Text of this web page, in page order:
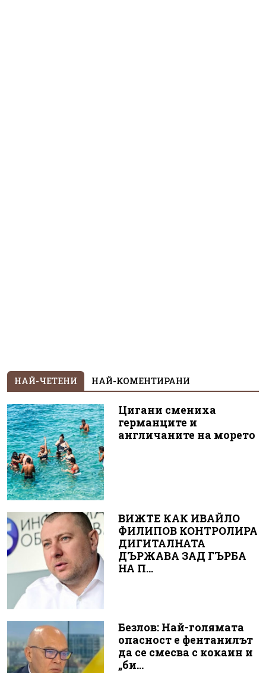
НАЙ-ЧЕТЕНИ НАЙ-КОМЕНТИРАНИ
Цигани смениха
германците и
англичаните на морето
ВИЖТЕ КАК ИВАЙЛО
ФИЛИПОВ КОНТРОЛИРА
ДИГИТАЛНАТА
ДЪРЖАВА ЗАД ГЪРБА
НА П...
Безлов: Най-голямата
опасност е фентанилът
да се смесва с кокаин и
„би...